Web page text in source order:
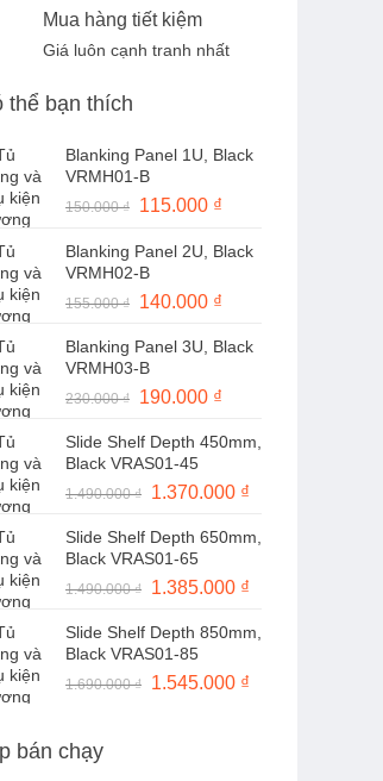
Mua hàng tiết kiệm
Giá luôn cạnh tranh nhất
thể bạn thích
Blanking Panel 1U, Black
VRMH01-B
150.000₫
Giá
là:
150.000 ₫.
115.000 ₫
tại
Blanking Panel 2U, Black
VRMH02-B
155.000₫
Giá
là:
155.000 ₫.
140.000 ₫
tại
Blanking Panel 3U, Black
VRMH03-B
230.000₫
Giá
là:
230.000 ₫.
190.000 ₫
tại
190.000 ₫.
Slide Shelf Depth 450mm,
Black VRAS01-45
1.490.000₫
Giá
là:
1.490.000 ₫.
1.370.000 ₫
tại
Slide Shelf Depth 650mm,
Black VRAS01-65
1.490.000₫
Giá
là:
1.490.000 ₫.
1.385.000 ₫
tại
Slide Shelf Depth 850mm,
Black VRAS01-85
1.690.000₫
Giá
1.545.000 ₫
bán chạy